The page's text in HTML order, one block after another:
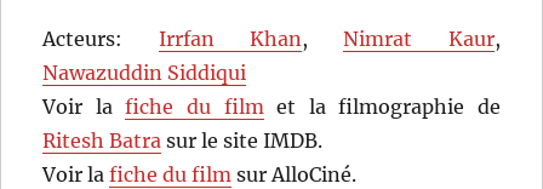
Acteurs: Irrfan Khan,Nimrat Kaur,
Nawazuddin Siddiqui
Voir lafiche du filmet la filmographie de
Ritesh Batra sur le site IMDB.
Voir lafiche du film sur AlloCiné.